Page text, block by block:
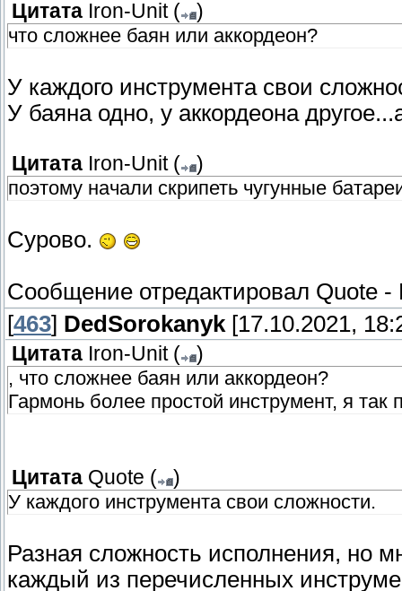
Цитата Iron-Unit(
)
что сложнее баян или аккордеон?
У каждого инструмента свои
У баяна одно, у аккордеона
Цитата Iron-Unit(
)
поэтому начали скрипеть чугунные
Сурово.
Сообщение отредактировал Quote -
[463] DedSorokanyk [17.10.2021,
Цитата Iron-Unit(
)
, что сложнее баян или аккордеон?
Гармонь более простой инструмент, я так
Цитата Quote (
)
У каждого инструмента свои сложности.
Разная сложность исполнения, но
каждый из перечисленных